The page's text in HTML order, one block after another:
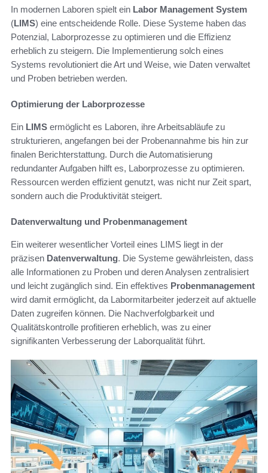
In modernen Laboren spielt ein Labor Management System
(LIMS) eine entscheidende Rolle. Diese Systeme haben das
Potenzial, Laborprozesse zu optimieren und die Effizienz
erheblich zu steigern. Die Implementierung solch eines
Systems revolutioniert die Art und Weise, wie Daten verwaltet
und Proben betrieben werden.
Optimierung der Laborprozesse
Ein LIMS ermöglicht es Laboren, ihre Arbeitsabläufe zu
strukturieren, angefangen bei der Probenannahme bis hin zur
finalen Berichterstattung. Durch die Automatisierung
redundanter Aufgaben hilft es, Laborprozesse zu optimieren.
Ressourcen werden effizient genutzt, was nicht nur Zeit spart,
sondern auch die Produktivität steigert.
Datenverwaltung und Probenmanagement
Ein weiterer wesentlicher Vorteil eines LIMS liegt in der
präzisen Datenverwaltung. Die Systeme gewährleisten, dass
alle Informationen zu Proben und deren Analysen zentralisiert
und leicht zugänglich sind. Ein effektives Probenmanagement
wird damit ermöglicht, da Labormitarbeiter jederzeit auf aktuelle
Daten zugreifen können. Die Nachverfolgbarkeit und
Qualitätskontrolle profitieren erheblich, was zu einer
signifikanten Verbesserung der Laborqualität führt.